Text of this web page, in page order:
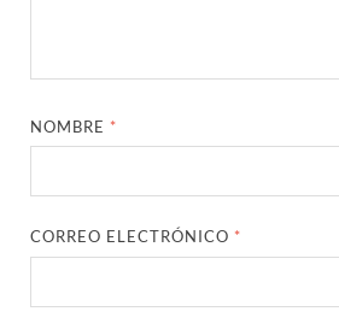
NOMBRE *
CORREO ELECTRÓNICO *